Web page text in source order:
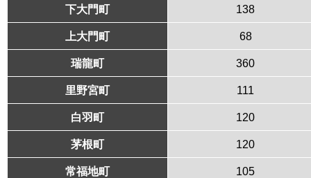
下大門町 138
上大門町 68
瑞龍町 360
里野宮町 111
白羽町 120
茅根町 120
常福地町 105